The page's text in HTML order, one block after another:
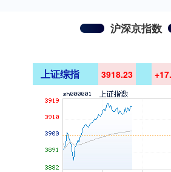
沪深京指数
上证综指 3918.23